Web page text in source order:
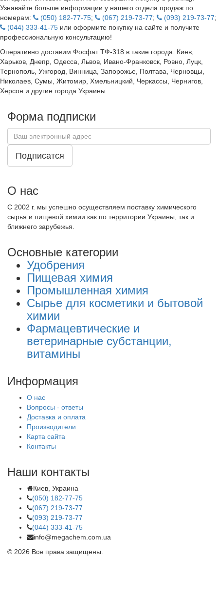
Узнавайте больше информации у нашего отдела продаж по
номерам:
(050) 182-77-75; (067) 219-73-77; (093) 219-73-77;
(044) 333-41-75 или оформите покупку на сайте и получите
профессиональную консультацию!
Оперативно доставим Фосфат ТФ-318 в такие города: Киев,
Харьков, Днепр, Одесса, Львов, Ивано-Франковск, Ровно, Луцк,
Тернополь, Ужгород, Винница, Запорожье, Полтава, Черновцы,
Николаев, Сумы, Житомир, Хмельницкий, Черкассы, Чернигов,
Херсон и другие города Украины.
Форма подписки
Подписатся
О нас
С 2002 г. мы успешно осуществляем поставку химического
сырья и пищевой химии как по территории Украины, так и
ближнего зарубежья.
Основные категории
Удобрения
Пищевая химия
Промышленная химия
Сырье для косметики и бытовой
химии
Фармацевтические и
ветеринарные субстанции,
витамины
Информация
О нас
Вопросы - ответы
Доставка и оплата
Производители
Карта сайта
Контакты
Наши контакты
Киев, Украина
(050) 182-77-75
(067) 219-73-77
(093) 219-73-77
(044) 333-41-75
info@megachem.com.ua
© 2026 Все права защищены.